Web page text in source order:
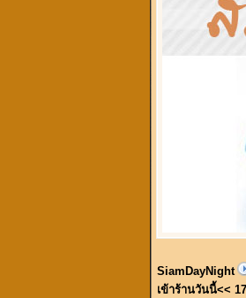
SiamDayNight
เข้าร้านวันนี้<<